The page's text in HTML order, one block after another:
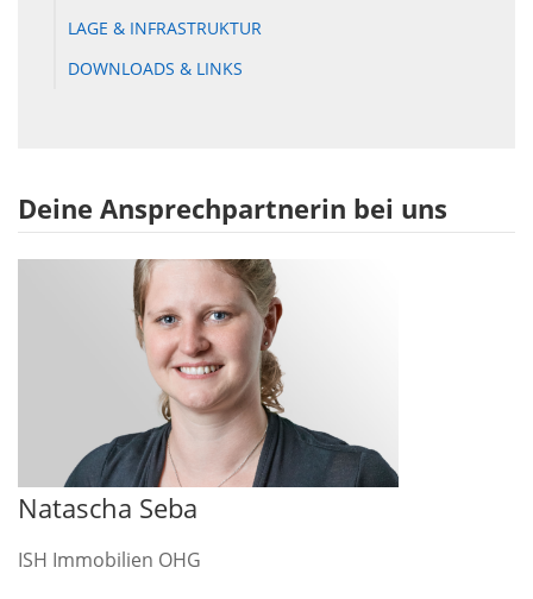
LAGE & INFRASTRUKTUR
DOWNLOADS & LINKS
Deine Ansprechpartnerin bei uns
Natascha Seba
ISH Immobilien OHG